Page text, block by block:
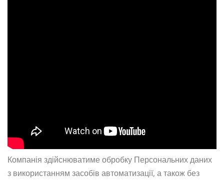
Компанія здійснюватиме обробку Персональних даних
з використанням засобів автоматизації, а також без